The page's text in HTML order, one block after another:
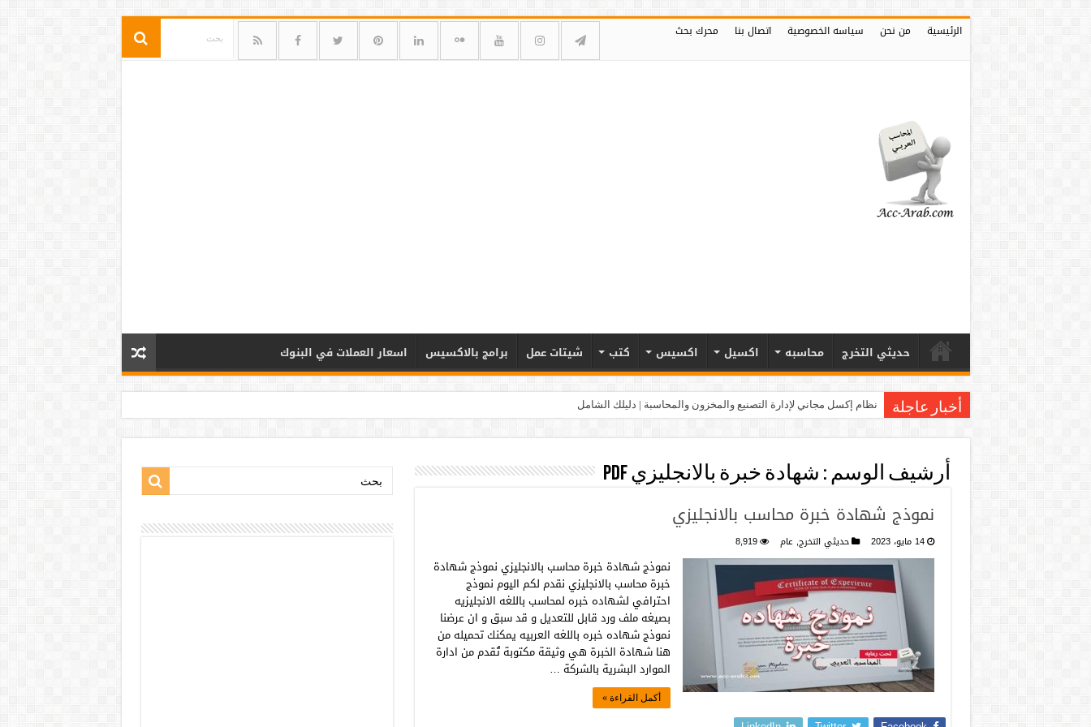
الرئيسية من نحن سياسه الخصوصية اتصال بنا محرك بحث
حديثي التخرج محاسبه اكسيل اكسيس كتب شيتات عمل برامج بالاكسيس اسعار العملات في البنوك
أخبار عاجلة نظام إكسل مجاني لإدارة التصنيع والمخزون والمحاسبة | دليلك الشامل
أرشيف الوسم : شهادة خبرة بالانجليزي pdf
نموذج شهادة خبرة محاسب بالانجليزي
14 مايو، 2023 حديثي التخرج,عام 8,919
نموذج شهادة خبرة محاسب بالانجليزي نموذج شهادة
خبرة محاسب بالانجليزي نقدم لكم اليوم نموذج
احترافي لشهاده خبره لمحاسب باللغه الانجليزيه
بصيغه ملف ورد قابل للتعديل و قد سبق و ان عرضنا
نموذج شهاده خبره باللغه العربيه يمكنك تحميله من
هنا شهادة الخبرة هي وثيقة مكتوبة تُقدم من ادارة
الموارد البشرية بالشركة …
أكمل القراءة »
بحث: